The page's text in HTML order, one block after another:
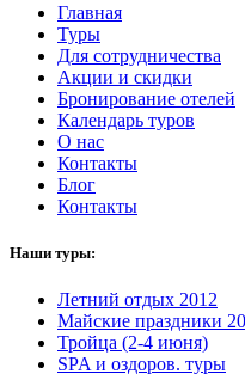
Главная
Туры
Для сотрудничества
Акции и скидки
Бронирование отелей
Календарь туров
О нас
Контакты
Блог
Контакты
Наши туры:
Летний отдых 2012
Майские праздники
Тройца (2-4 июня)
SPA и оздоров. туры